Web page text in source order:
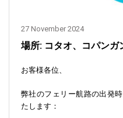
27 November 2024
場所: コタオ、コパンガ
お客様各位、
弊社のフェリー航路の出発
たします：